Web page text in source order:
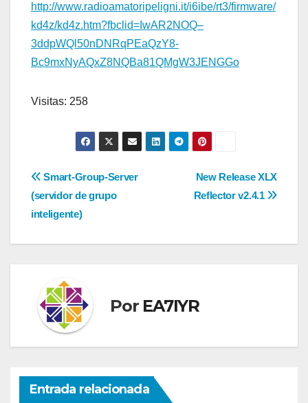
http://www.radioamatoripeligni.it/i6ibe/rt3/firmware/
kd4z/kd4z.htm?fbclid=IwAR2NOQ–
3ddpWQl50nDNRqPEaQzY8-
Bc9mxNyAQxZ8NQBa81QMgW3JENGGo
Visitas: 258
Navegación
de
entradas
New Release XLX
Reflector v2.4.1
Smart-Group-Server
(servidor de grupo
inteligente)
Por EA7IYR
Entrada relacionada